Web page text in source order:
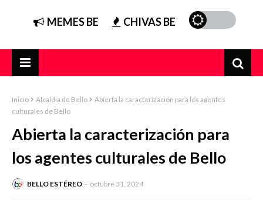
MEMES BE CHIVAS BE
Inicio Alcaldia de Bello
Abierta la caracterización para los agentes
culturales de Bello
Abierta la caracterización para
los agentes culturales de Bello
BELLO ESTÉREO octubre 31, 2024